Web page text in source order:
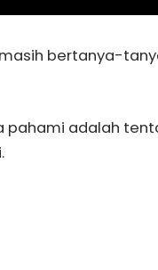
bertanya-
pahami adalah